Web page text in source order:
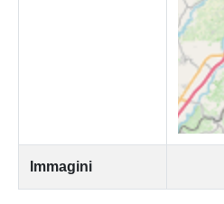
Immagini